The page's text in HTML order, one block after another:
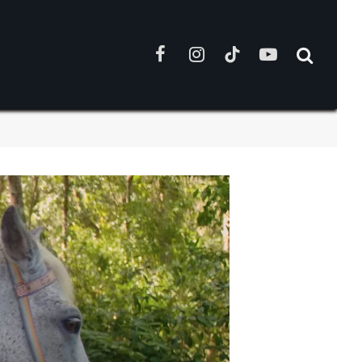
FacebookInstagramTikTokYouTube